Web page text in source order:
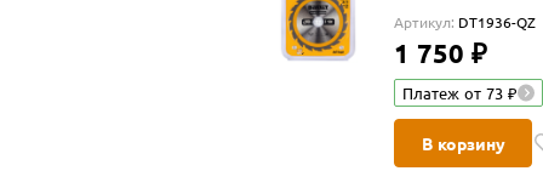
QZ)
Артикул: DT1936-QZ
1 750 ₽
Платеж от 73 ₽
В корзину